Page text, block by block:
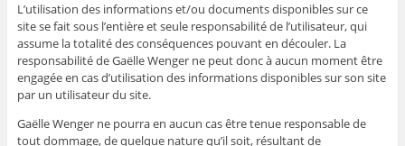
L’utilisation des informations et/ou documents disponibles sur ce
site se fait sous l’entière et seule responsabilité de l’utilisateur, qui
assume la totalité des conséquences pouvant en découler. La
responsabilité de Gaëlle Wenger ne peut donc à aucun moment être
engagée en cas d’utilisation des informations disponibles sur son site
par un utilisateur du site.
Gaëlle Wenger ne pourra en aucun cas être tenue responsable de
tout dommage, de quelque nature qu’il soit, résultant de